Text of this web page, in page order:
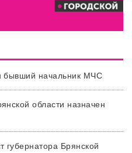
бывший начальник МЧС
области назначен
губернатора Брянской